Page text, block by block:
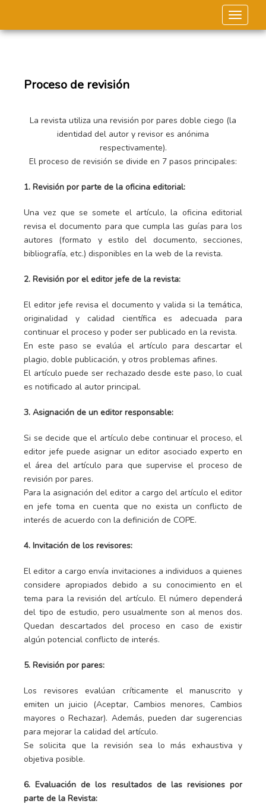
Toggle
Proceso de revisión
La revista utiliza una revisión por pares doble ciego (la
identidad del autor y revisor es anónima
respectivamente).
El proceso de revisión se divide en 7 pasos principales:
1. Revisión por parte de la oficina editorial:
Una vez que se somete el artículo, la oficina editorial
revisa el documento para que cumpla las guías para los
autores (formato y estilo del documento, secciones,
bibliografía, etc.) disponibles en la web de la revista.
2. Revisión por el editor jefe de la revista:
El editor jefe revisa el documento y valida si la temática,
originalidad y calidad científica es adecuada para
continuar el proceso y poder ser publicado en la revista.
En este paso se evalúa el artículo para descartar el
plagio, doble publicación, y otros problemas afines.
El artículo puede ser rechazado desde este paso, lo cual
es notificado al autor principal.
3. Asignación de un editor responsable:
Si se decide que el artículo debe continuar el proceso, el
editor jefe puede asignar un editor asociado experto en
el área del artículo para que supervise el proceso de
revisión por pares.
Para la asignación del editor a cargo del artículo el editor
en jefe toma en cuenta que no exista un conflicto de
interés de acuerdo con la definición de COPE.
4. Invitación de los revisores:
El editor a cargo envía invitaciones a individuos a quienes
considere apropiados debido a su conocimiento en el
tema para la revisión del artículo. El número dependerá
del tipo de estudio, pero usualmente son al menos dos.
Quedan descartados del proceso en caso de existir
algún potencial conflicto de interés.
5. Revisión por pares:
Los revisores evalúan críticamente el manuscrito y
emiten un juicio (Aceptar, Cambios menores, Cambios
mayores o Rechazar). Además, pueden dar sugerencias
para mejorar la calidad del artículo.
Se solicita que la revisión sea lo más exhaustiva y
objetiva posible.
6. Evaluación de los resultados de las revisiones por
parte de la Revista: